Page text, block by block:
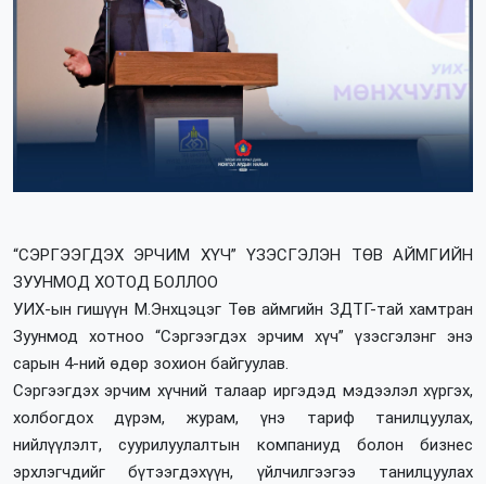
“СЭРГЭЭГДЭХ ЭРЧИМ ХҮЧ” ҮЗЭСГЭЛЭН ТӨВ АЙМГИЙН
ЗУУНМОД ХОТОД БОЛЛОО
УИХ-ын гишүүн М.Энхцэцэг Төв аймгийн ЗДТГ-тай хамтран
Зуунмод хотноо “Сэргээгдэх эрчим хүч” үзэсгэлэнг энэ
сарын 4-ний өдөр зохион байгуулав.
Сэргээгдэх эрчим хүчний талаар иргэдэд мэдээлэл хүргэх,
холбогдох дүрэм, журам, үнэ тариф танилцуулах,
нийлүүлэлт, суурилуулалтын компаниуд болон бизнес
эрхлэгчдийг бүтээгдэхүүн, үйлчилгээгээ танилцуулах